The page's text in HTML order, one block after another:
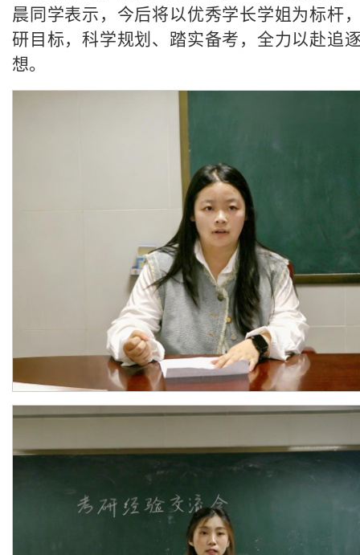
晨同学表示，今后将以优秀学长学姐为标杆
研目标，科学规划、踏实备考，全力以赴追
想。